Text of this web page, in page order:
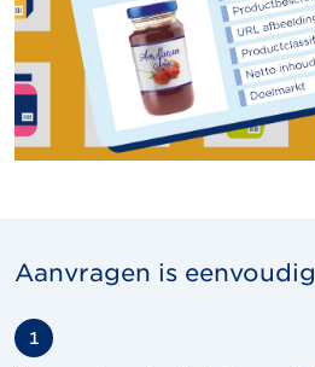
Aanvragen is eenvoudig
1